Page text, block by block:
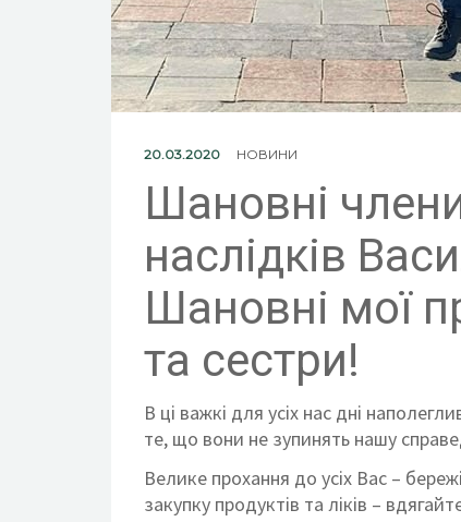
20.03.2020 НОВИНИ
Шановні
наслідків
Шановні мої
та сестри!
В ці важкі для усіх нас дні
те, що вони не зупинять нашу
Велике прохання до усіх Вас –
закупку продуктів та ліків –